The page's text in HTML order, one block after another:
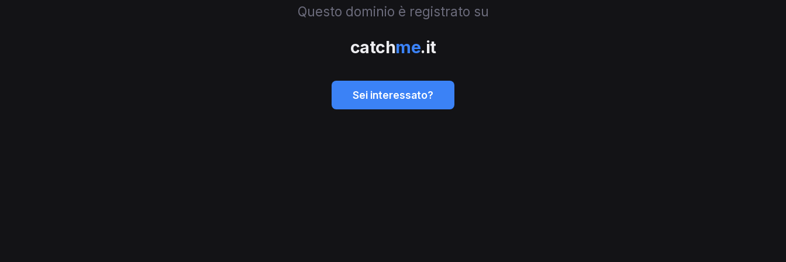
Questo dominio è registrato su
catchme.it
Sei interessato?